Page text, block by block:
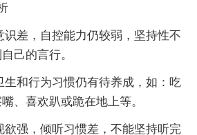
差，自控能力仍较弱，坚持性不
己的言行。
和行为习惯仍有待养成，如：吃
、喜欢趴或跪在地上等。
强，倾听习惯差，不能坚持听完